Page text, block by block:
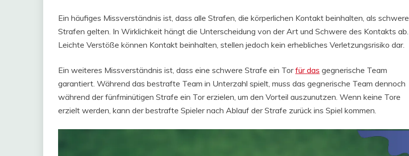
Ein häufiges Missverständnis ist, dass alle Strafen, die körperlichen Kontakt beinhalten, als schwere
Strafen gelten. In Wirklichkeit hängt die Unterscheidung von der Art und Schwere des Kontakts ab.
Leichte Verstöße können Kontakt beinhalten, stellen jedoch kein erhebliches Verletzungsrisiko dar.
Ein weiteres Missverständnis ist, dass eine schwere Strafe ein Torfür das gegnerische Team
garantiert. Während das bestrafte Team in Unterzahl spielt, muss das gegnerische Team dennoch
während der fünfminütigen Strafe ein Tor erzielen, um den Vorteil auszunutzen. Wenn keine Tore
erzielt werden, kann der bestrafte Spieler nach Ablauf der Strafe zurück ins Spiel kommen.